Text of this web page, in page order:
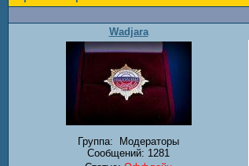
Wadjara
Группа:
Модераторы
Сообщений: 1281